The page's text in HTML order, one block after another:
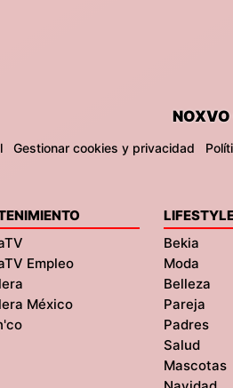
Gestionar cookies y privacidad
Empleo
México
Bekia
Moda
Belleza
Pareja
Padres
Salud
Mascotas